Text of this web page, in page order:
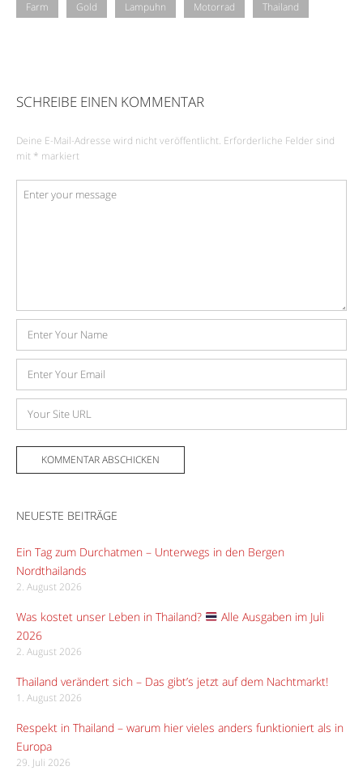
Farm Gold Lampuhn Motorrad Thailand
SCHREIBE EINEN KOMMENTAR
Deine E-Mail-Adresse wird nicht veröffentlicht. Erforderliche Felder sind
mit * markiert
Kommentar
Name
Mail-
Adresse
Website
NEUESTE BEITRÄGE
Ein Tag zum Durchatmen – Unterwegs in den Bergen
Nordthailands
2. August 2026
Was kostet unser Leben in Thailand?
Alle Ausgaben im Juli
2026
2. August 2026
Thailand verändert sich – Das gibt’s jetzt auf dem Nachtmarkt!
1. August 2026
Respekt in Thailand – warum hier vieles anders funktioniert als in
Europa
29. Juli 2026